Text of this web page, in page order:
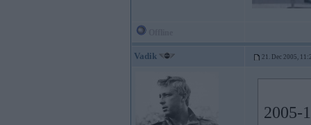
Vadik 21. Dec 2005,
2005-